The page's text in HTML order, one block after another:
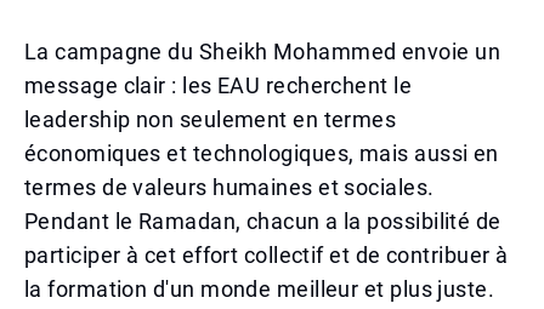
La campagne du Sheikh Mohammed envoie un
message clair : les EAU recherchent le
leadership non seulement en termes
économiques et technologiques, mais aussi en
termes de valeurs humaines et sociales.
Pendant le Ramadan, chacun a la possibilité de
participer à cet effort collectif et de contribuer à
la formation d'un monde meilleur et plus juste.